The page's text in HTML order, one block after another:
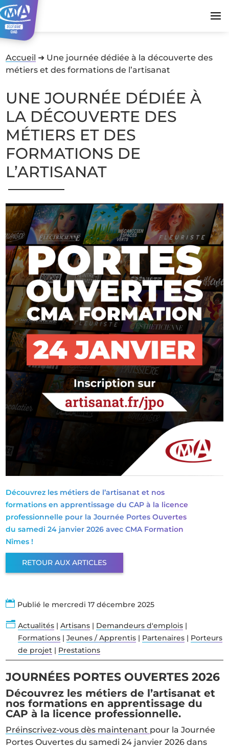
Accueil ➜ Une journée dédiée à la découverte des
métiers et des formations de l’artisanat
UNE JOURNÉE DÉDIÉE À
LA DÉCOUVERTE DES
MÉTIERS ET DES
FORMATIONS DE
L’ARTISANAT
Découvrez les métiers de l’artisanat et nos
formations en apprentissage du CAP à la licence
professionnelle pour la Journée Portes Ouvertes
du samedi 24 janvier 2026 avec CMA Formation
Nîmes !
RETOUR AUX ARTICLES
 Publié le mercredi 17 décembre 2025
n Actualités| Artisans| Demandeurs d'emplois|
Formations| Jeunes / Apprentis| Partenaires| Porteurs
de projet| Prestations
JOURNÉES PORTES OUVERTES 2026
Découvrez les métiers de l’artisanat et
nos formations en apprentissage du
CAP à la licence professionnelle.
Préinscrivez-vous dès maintenant pour la Journée
Portes Ouvertes du samedi 24 janvier 2026 dans